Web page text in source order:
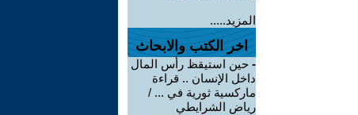
المزيد.....
اخر الكتب والابحاث
- حين استيقظ رأس المال
داخل الإنسان .. قراءة
ماركسية ثورية في ... /
رياض الشرايطي